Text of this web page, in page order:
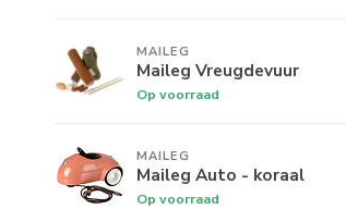
MAILEG
Maileg Vreugdevuur
Op voorraad
MAILEG
Maileg Auto - koraal
Op voorraad